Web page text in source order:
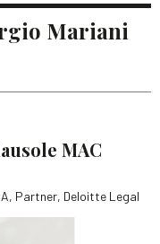
Mariani
MAC
Partner, Deloitte Legal